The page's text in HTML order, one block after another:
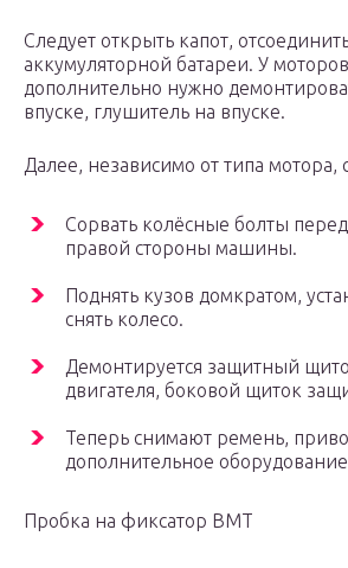
Следует открыть капот,
аккумуляторной батареи. У
дополнительно нужно
впуске, глушитель на впуске.
Далее, независимо от типа мотора,
Сорвать колёсные болты
правой стороны машины.
Поднять кузов домкратом,
снять колесо.
Демонтируется защитный
двигателя, боковой щиток
Теперь снимают ремень,
дополнительное
Пробка на фиксатор ВМТ